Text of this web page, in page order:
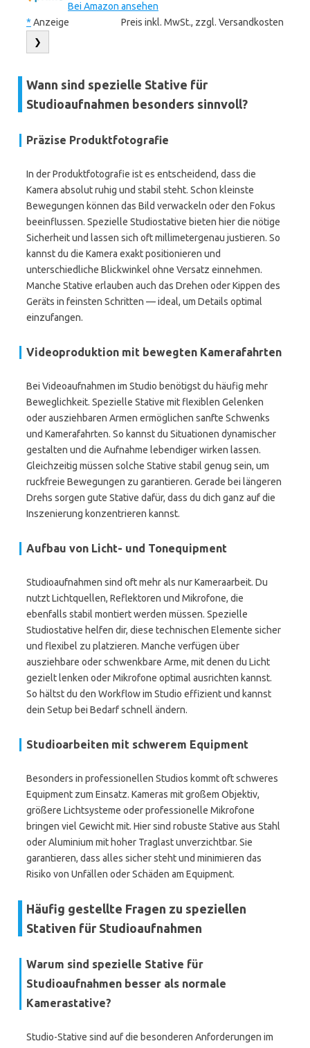
Bei Amazon ansehen
* Anzeige Preis inkl. MwSt., zzgl. Versandkosten
❯
Wann sind spezielle Stative für
Studioaufnahmen besonders sinnvoll?
Präzise Produktfotografie
In der Produktfotografie ist es entscheidend, dass die
Kamera absolut ruhig und stabil steht. Schon kleinste
Bewegungen können das Bild verwackeln oder den Fokus
beeinflussen. Spezielle Studiostative bieten hier die nötige
Sicherheit und lassen sich oft millimetergenau justieren. So
kannst du die Kamera exakt positionieren und
unterschiedliche Blickwinkel ohne Versatz einnehmen.
Manche Stative erlauben auch das Drehen oder Kippen des
Geräts in feinsten Schritten — ideal, um Details optimal
einzufangen.
Videoproduktion mit bewegten Kamerafahrten
Bei Videoaufnahmen im Studio benötigst du häufig mehr
Beweglichkeit. Spezielle Stative mit flexiblen Gelenken
oder ausziehbaren Armen ermöglichen sanfte Schwenks
und Kamerafahrten. So kannst du Situationen dynamischer
gestalten und die Aufnahme lebendiger wirken lassen.
Gleichzeitig müssen solche Stative stabil genug sein, um
ruckfreie Bewegungen zu garantieren. Gerade bei längeren
Drehs sorgen gute Stative dafür, dass du dich ganz auf die
Inszenierung konzentrieren kannst.
Aufbau von Licht- und Tonequipment
Studioaufnahmen sind oft mehr als nur Kameraarbeit. Du
nutzt Lichtquellen, Reflektoren und Mikrofone, die
ebenfalls stabil montiert werden müssen. Spezielle
Studiostative helfen dir, diese technischen Elemente sicher
und flexibel zu platzieren. Manche verfügen über
ausziehbare oder schwenkbare Arme, mit denen du Licht
gezielt lenken oder Mikrofone optimal ausrichten kannst.
So hältst du den Workflow im Studio effizient und kannst
dein Setup bei Bedarf schnell ändern.
Studioarbeiten mit schwerem Equipment
Besonders in professionellen Studios kommt oft schweres
Equipment zum Einsatz. Kameras mit großem Objektiv,
größere Lichtsysteme oder professionelle Mikrofone
bringen viel Gewicht mit. Hier sind robuste Stative aus Stahl
oder Aluminium mit hoher Traglast unverzichtbar. Sie
garantieren, dass alles sicher steht und minimieren das
Risiko von Unfällen oder Schäden am Equipment.
Häufig gestellte Fragen zu speziellen
Stativen für Studioaufnahmen
Warum sind spezielle Stative für
Studioaufnahmen besser als normale
Kamerastative?
Studio-Stative sind auf die besonderen Anforderungen im